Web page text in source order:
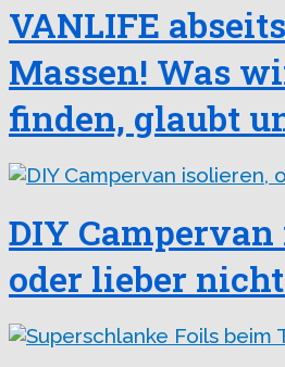
VANLIFE
Massen! Was
finden, glaubt
DIY
oder lieber